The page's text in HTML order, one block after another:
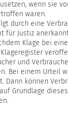
wenn sie
waren.
durch eine
für Justiz
Klage bei
und
Bei einem Urteil
Dann können
Grundlage